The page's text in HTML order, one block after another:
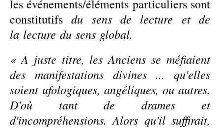
les événements/éléments particuliers sont
constitutifs dusens de lecture et de
la lecture du sens global.
« A juste titre, les Anciens se méfiaient
des manifestations divines ... qu'elles
soient ufologiques, angéliques, ou autres.
D'où tant de drames et
d'incompréhensions. Alors qu'il suffirait,